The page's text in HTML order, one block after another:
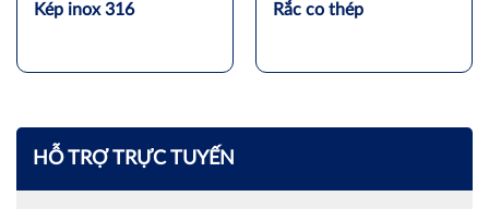
Kép inox 316 Rắc co thép
HỖ TRỢ TRỰC TUYẾN